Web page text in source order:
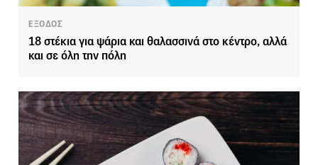
ΕΞΟΔΟΣ
18 στέκια για ψάρια και θαλασσινά στο κέντρο, αλλά
και σε όλη την πόλη